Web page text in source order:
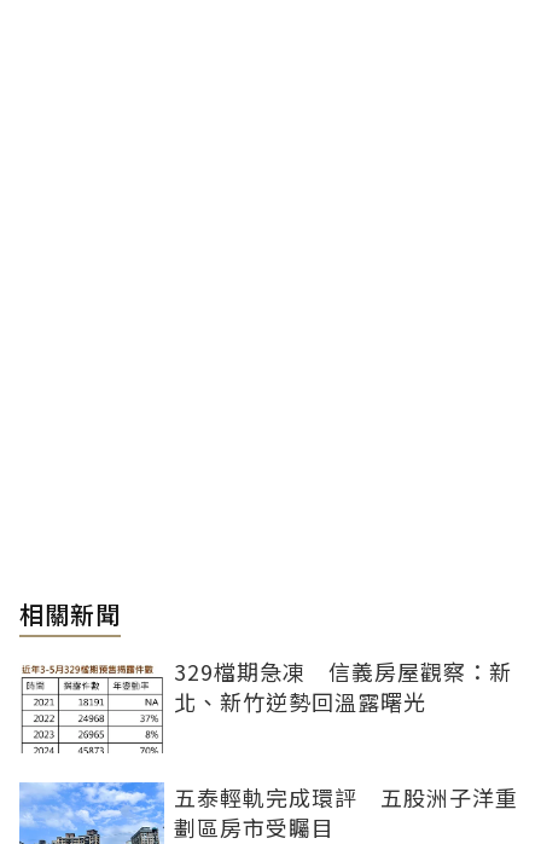
相關新聞
329檔期急凍 信義房屋觀察：新
北、新竹逆勢回溫露曙光
五泰輕軌完成環評 五股洲子洋重
劃區房市受矚目